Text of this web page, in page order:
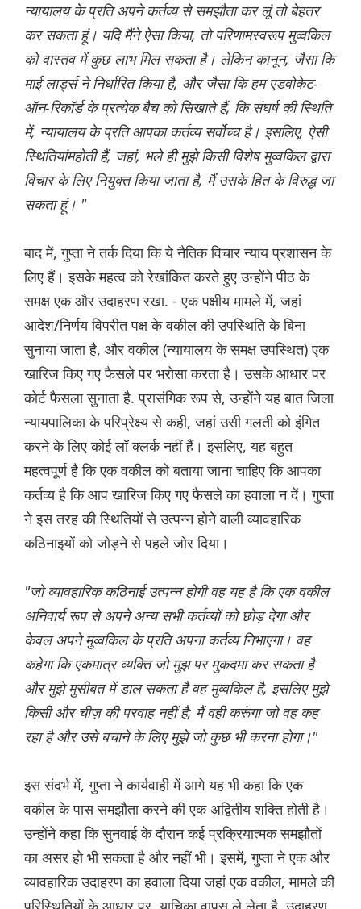
न्यायालय के प्रति अपने कर्तव्य से समझौता कर लूं तो बेहतर
कर सकता हूं। यदि मैंने ऐसा किया, तो परिणामस्वरूप मुव्वकिल
को वास्तव में कुछ लाभ मिल सकता है। लेकिन कानून, जैसा कि
माई लार्ड्स ने निर्धारित किया है, और जैसा कि हम एडवोकेट-
ऑन-रिकॉर्ड के प्रत्येक बैच को सिखाते हैं, कि संघर्ष की स्थिति
में, न्यायालय के प्रति आपका कर्तव्य सर्वोच्च है। इसलिए, ऐसी
स्थितियांमहोती हैं, जहां, भले ही मुझे किसी विशेष मुव्वकिल द्वारा
विचार के लिए नियुक्त किया जाता है, मैं उसके हित के विरुद्ध जा
सकता हूं। "
बाद में, गुप्ता ने तर्क दिया कि ये नैतिक विचार न्याय प्रशासन के
लिए हैं। इसके महत्व को रेखांकित करते हुए उन्होंने पीठ के
समक्ष एक और उदाहरण रखा. - एक पक्षीय मामले में, जहां
आदेश/निर्णय विपरीत पक्ष के वकील की उपस्थिति के बिना
सुनाया जाता है, और वकील (न्यायालय के समक्ष उपस्थित) एक
खारिज किए गए फैसले पर भरोसा करता है। उसके आधार पर
कोर्ट फैसला सुनाता है. प्रासंगिक रूप से, उन्होंने यह बात जिला
न्यायपालिका के परिप्रेक्ष्य से कही, जहां उसी गलती को इंगित
करने के लिए कोई लॉ क्लर्क नहीं हैं। इसलिए, यह बहुत
महत्वपूर्ण है कि एक वकील को बताया जाना चाहिए कि आपका
कर्तव्य है कि आप खारिज किए गए फैसले का हवाला न दें। गुप्ता
ने इस तरह की स्थितियों से उत्पन्न होने वाली व्यावहारिक
कठिनाइयों को जोड़ने से पहले जोर दिया।
"जो व्यावहारिक कठिनाई उत्पन्न होगी वह यह है कि एक वकील
अनिवार्य रूप से अपने अन्य सभी कर्तव्यों को छोड़ देगा और
केवल अपने मुव्वकिल के प्रति अपना कर्तव्य निभाएगा। वह
कहेगा कि एकमात्र व्यक्ति जो मुझ पर मुकदमा कर सकता है
और मुझे मुसीबत में डाल सकता है वह मुव्वकिल है, इसलिए मुझे
किसी और चीज़ की परवाह नहीं है; मैं वही करूंगा जो वह कह
रहा है और उसे बचाने के लिए मुझे जो कुछ भी करना होगा।"
इस संदर्भ में, गुप्ता ने कार्यवाही में आगे यह भी कहा कि एक
वकील के पास समझौता करने की एक अद्वितीय शक्ति होती है।
उन्होंने कहा कि सुनवाई के दौरान कई प्रक्रियात्मक समझौतों
का असर हो भी सकता है और नहीं भी। इसमें, गुप्ता ने एक और
व्यावहारिक उदाहरण का हवाला दिया जहां एक वकील, मामले की